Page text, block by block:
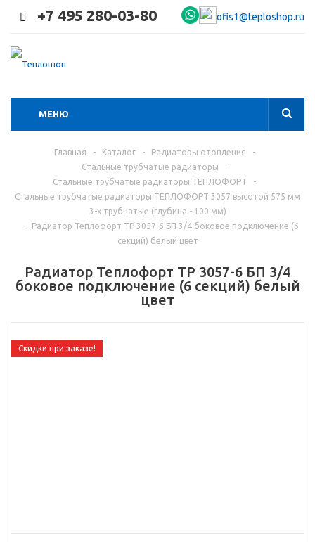
+7 495 280-03-80 ofis1@teploshop.ru
МЕНЮ
Главная - Каталог - Радиаторы отопления
-
Стальные трубчатые радиаторы
-
Стальные трубчатые радиаторы ТЕПЛОФОРТ
-
Стальные трубчатые радиаторы ТЕПЛОФОРТ 3057 высотой 575 мм
3-х трубчатые (глубина - 100 мм)
-
Радиатор Теплофорт ТР 3057-6 БП 3/4 боковое подключение (6
секций) белый цвет
Радиатор Теплофорт ТР 3057-6 БП 3/4
боковое подключение (6 секций) белый
цвет
Скидки при заказе!